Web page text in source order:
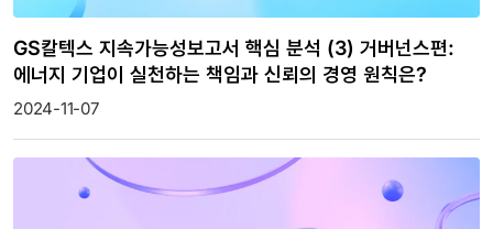
GS칼텍스 지속가능성보고서 핵심 분석 (3) 거버넌스편:
에너지 기업이 실천하는 책임과 신뢰의 경영 원칙은?
2024-11-07